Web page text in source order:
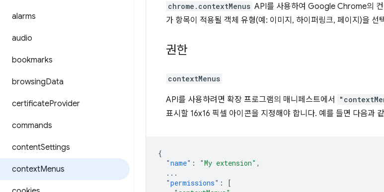
alarms
audio
bookmarks
browsingData
certificateProvider
commands
contentSettings
contextMenus
chrome.contextMenus API를 사용하여 Google Chrome의
가 항목이 적용될 객체 유형(예: 이미지, 하이퍼링크, 페이지)을 선
권한
contextMenus
API를 사용하려면 확장 프로그램의 매니페스트에서
표시할 16x16 픽셀 아이콘을 지정해야 합니다. 예를 들면 다음과
{
"name" : "My extension" ,
...
"permissions" :
[